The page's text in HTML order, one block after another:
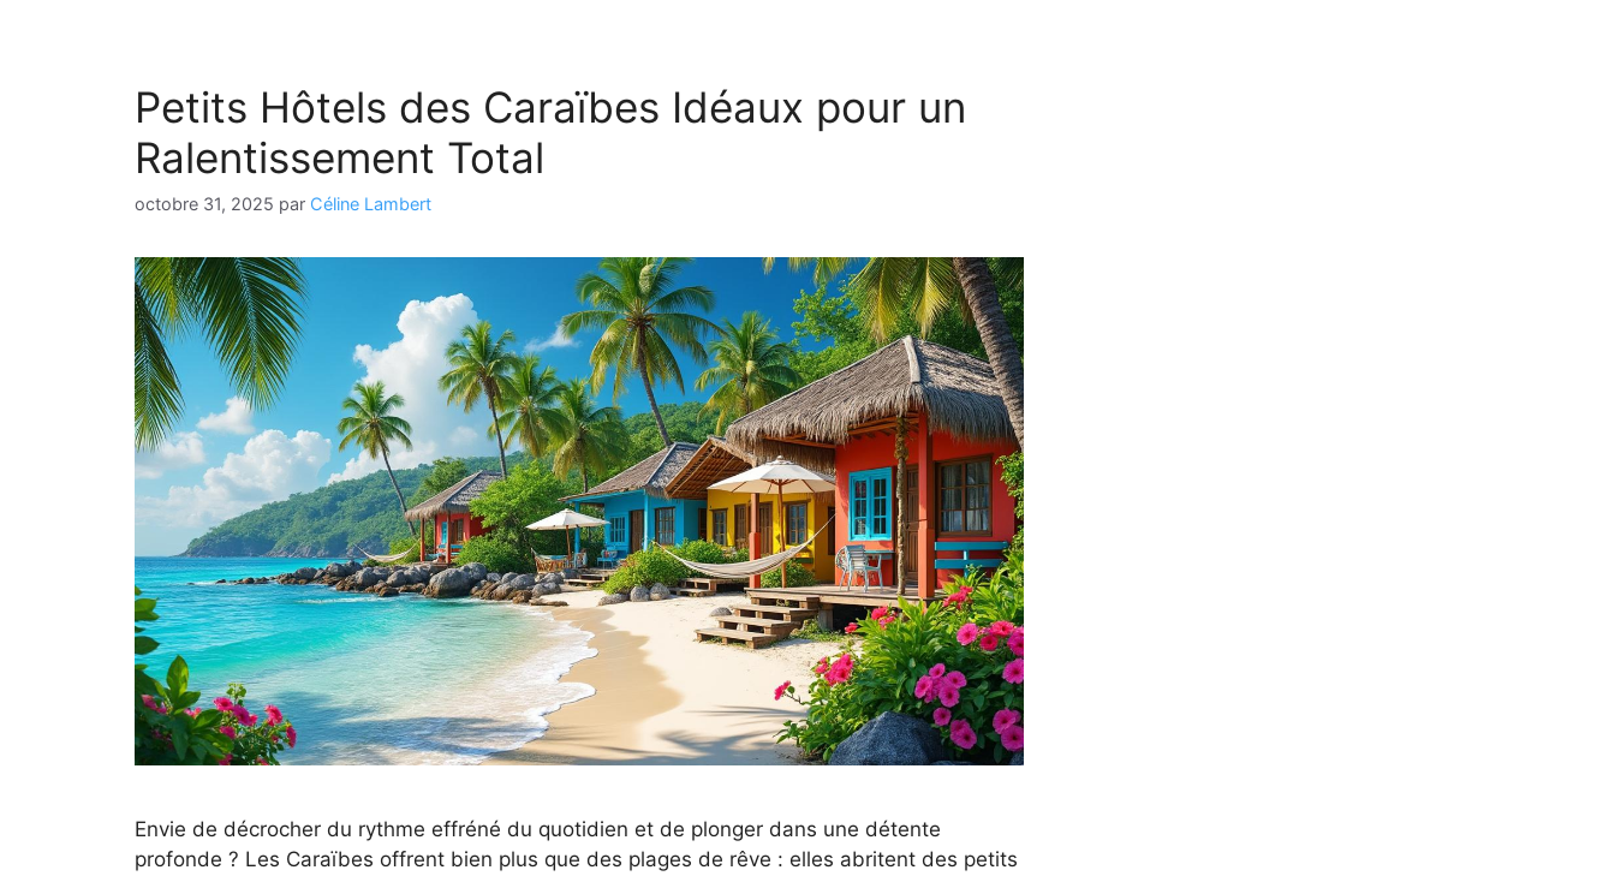
Petits Hôtels des Caraïbes Idéaux pour un
Ralentissement Total
octobre 31, 2025 par Céline Lambert
Envie de décrocher du rythme effréné du quotidien et de plonger dans une détente
profonde ? Les Caraïbes offrent bien plus que des plages de rêve : elles abritent des petits